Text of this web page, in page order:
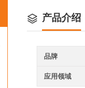
产品介绍
品牌
应用领域